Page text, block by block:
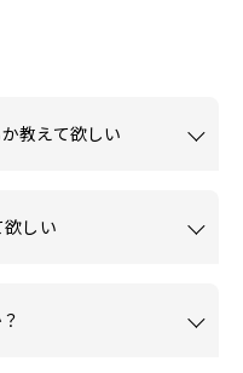
教えて欲しい
しい